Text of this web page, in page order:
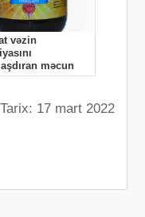
17 mart 2022